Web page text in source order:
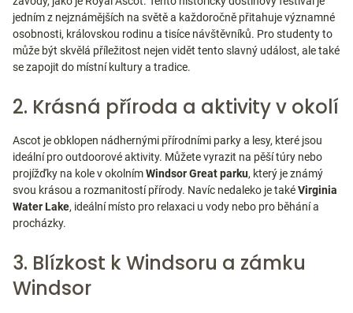
jedním z nejznámějších na světě a každoročně přitahuje významné
osobnosti, královskou rodinu a tisíce návštěvníků. Pro studenty to
může být skvělá příležitost nejen vidět tento slavný událost, ale také
se zapojit do místní kultury a tradice.
2. Krásná příroda a aktivity v okolí
Ascot je obklopen nádhernými přírodními parky a lesy, které jsou
ideální pro outdoorové aktivity. Můžete vyrazit na pěší túry nebo
projížďky na kole v okolnímWindsor Great parku, který je známý
svou krásou a rozmanitostí přírody. Navíc nedaleko je takéVirginia
Water Lake, ideální místo pro relaxaci u vody nebo pro běhání a
procházky.
3. Blízkost k Windsoru a zámku
Windsor